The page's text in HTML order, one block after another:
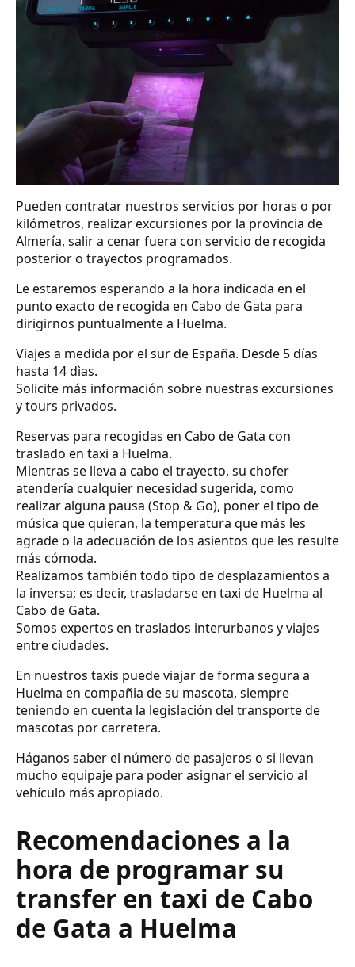
Pueden contratar nuestros servicios por horas o por
kilómetros, realizar excursiones por la provincia de
Almería, salir a cenar fuera con servicio de recogida
posterior o trayectos programados.
Le estaremos esperando a la hora indicada en el
punto exacto de recogida en Cabo de Gata para
dirigirnos puntualmente a Huelma.
Viajes a medida por el sur de España. Desde 5 días
hasta 14 dìas.
Solicite más información sobre nuestras excursiones
y tours privados.
Reservas para recogidas en Cabo de Gata con
traslado en taxi a Huelma.
Mientras se lleva a cabo el trayecto, su chofer
atendería cualquier necesidad sugerida, como
realizar alguna pausa (Stop & Go), poner el tipo de
música que quieran, la temperatura que más les
agrade o la adecuación de los asientos que les resulte
más cómoda.
Realizamos también todo tipo de desplazamientos a
la inversa; es decir, trasladarse en taxi de Huelma al
Cabo de Gata.
Somos expertos en traslados interurbanos y viajes
entre ciudades.
En nuestros taxis puede viajar de forma segura a
Huelma en compañia de su mascota, siempre
teniendo en cuenta la legislación del transporte de
mascotas por carretera.
Háganos saber el número de pasajeros o si llevan
mucho equipaje para poder asignar el servicio al
vehículo más apropiado.
Recomendaciones a la
hora de programar su
transfer en taxi de Cabo
de Gata a Huelma